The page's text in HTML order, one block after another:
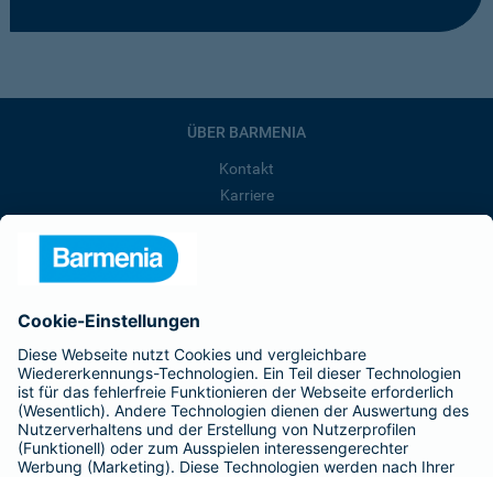
ÜBER BARMENIA
Kontakt
Karriere
Barmenia ist Teil der BarmeniaGothaer
BELIEBTE SEITEN
Kranken-Zusatzversicherung
Tierversicherungen
Haftpflichtversicherung